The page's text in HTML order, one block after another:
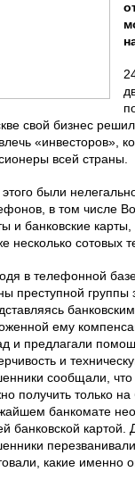
свой бизнес
«инвесторов»,
всей страны.
были
в том числе
и банковские
несколько сотовых
в телефонной
преступной
ему
и предлагали
и
сообщали,
получить только
банкомате
банковской картой.
какие именно